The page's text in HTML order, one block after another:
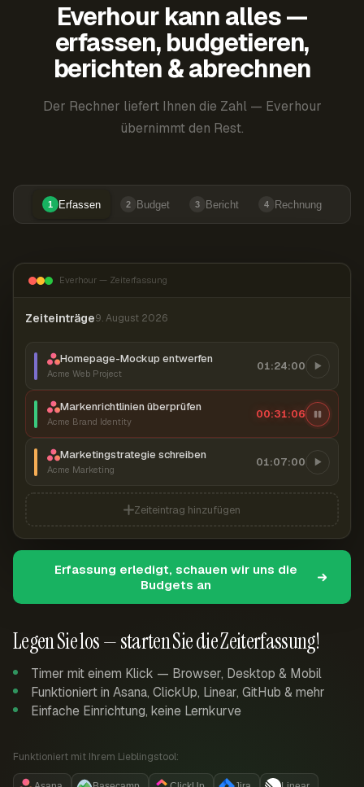
Everhour kann alles —
erfassen, budgetieren,
berichten & abrechnen
Der Rechner liefert Ihnen die Zahl — Everhour
übernimmt den Rest.
1 Erfassen 2 Budget 3 Bericht 4 Rechnung
Legen Sie los — starten Sie die Zeiterfassung!
Timer mit einem Klick — Browser, Desktop & Mobil
Funktioniert in Asana, ClickUp, Linear, GitHub & mehr
Einfache Einrichtung, keine Lernkurve
Funktioniert mit Ihrem Lieblingstool:
Everhour — Zeiterfassung
Zeiteinträge9. August 2026
Homepage-Mockup entwerfen
Acme Web Project
01:24:00
Markenrichtlinien überprüfen
Acme Brand Identity
00:31:07
Marketingstrategie schreiben
Acme Marketing
01:07:00
Zeiteintrag hinzufügen
Erfassung erledigt, schauen wir uns die
Budgets an